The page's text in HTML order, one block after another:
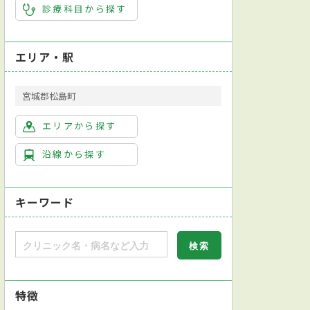
診療科目から探す
エリア・駅
宮城郡松島町
エリアから探す
沿線から探す
キーワード
特徴